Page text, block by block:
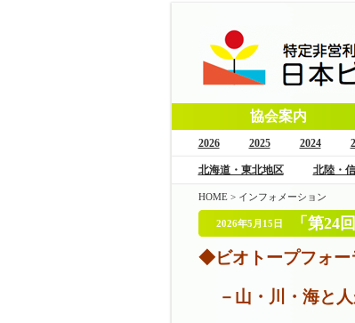
協会案内
2026 2025 2024
北海道・東北地区 北陸・
HOME> インフォメーション
2026年5月15日 「第24
◆ビオトープフォー
－⼭・川・海と